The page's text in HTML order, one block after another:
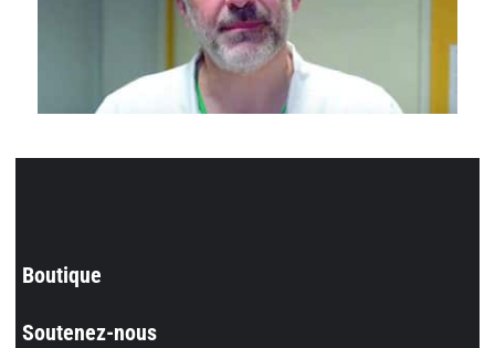
Boutique
Soutenez-nous